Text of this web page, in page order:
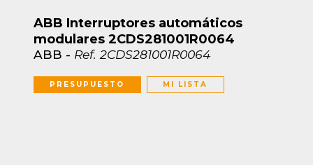
ABB Interruptores automáticos
modulares 2CDS281001R0064
ABB - Ref. 2CDS281001R0064
PRESUPUESTO MI LISTA